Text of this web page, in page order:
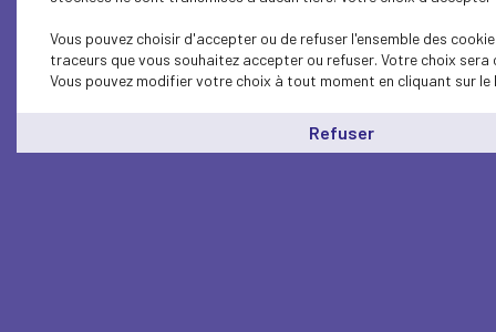
Vous pouvez choisir d'accepter ou de refuser l'ensemble des
traceurs que vous souhaitez accepter ou refuser. Votre choix
Vous pouvez modifier votre choix à tout moment en cliquant sur le
Refuser